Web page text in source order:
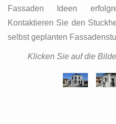
Fassaden Ideen
Kontaktieren Sie den
selbst geplanten
Klicken Sie auf die